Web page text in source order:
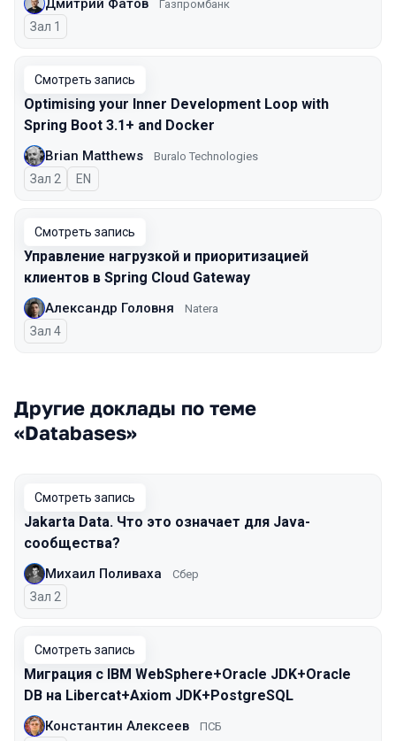
Газпромбанк
Зал 1
Смотреть запись
Optimising your Inner Development Loop with
Spring Boot 3.1+ and Docker
Brian Matthews Buralo Technologies
Зал 2 На английском языке
EN
Смотреть запись
Управление нагрузкой и приоритизацией
клиентов в Spring Cloud Gateway
Александр Головня Natera
Зал 4
Другие доклады по теме
«Databases»
Смотреть запись
Jakarta Data. Что это означает для Java-
сообщества?
Михаил Поливаха Сбер
Зал 2
Смотреть запись
Миграция с IBM WebSphere+Oracle JDK+Oracle
DB на Libercat+Axiom JDK+PostgreSQL
Константин Алексеев ПСБ